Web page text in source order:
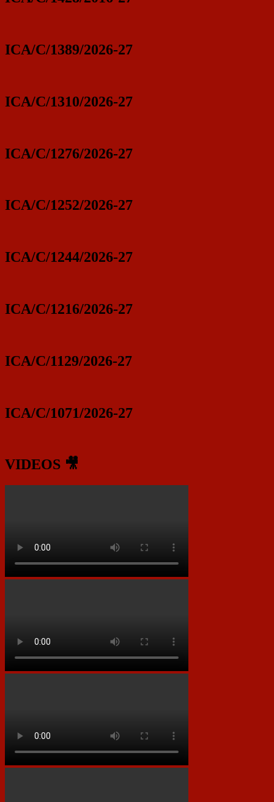
ICA/C/1389/2026-27
ICA/C/1310/2026-27
ICA/C/1276/2026-27
ICA/C/1252/2026-27
ICA/C/1244/2026-27
ICA/C/1216/2026-27
ICA/C/1129/2026-27
ICA/C/1071/2026-27
VIDEOS 🎥